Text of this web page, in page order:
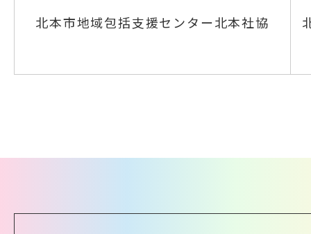
北本市地域包括支援センター北本社協